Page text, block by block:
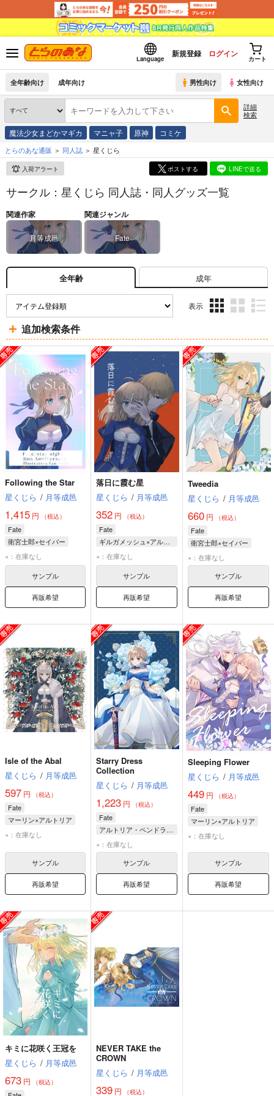
Language
新規登録 ログイン
カート
全年齢向け 成年向け 男性向け 女性向け
詳細
検索
魔法少女まどかマギカ マニャ子 原神 コミケ
とらのあな通販 同人誌 星くじら
入荷アラート ポストする LINEで送る
サークル：星くじら 同人誌・同人グッズ一覧
関連作家
月等成邑
関連ジャンル
Fate
全年齢 成年
表示
ム
表
示
ム
表
示
ム
表
追加検索条件
Following the Star
星くじら / 月等成邑
1,415 円 （税込）
Fate
衛宮士郎×セイバー
衛宮士郎
遠坂凛
×：在庫なし
サンプル
再販希望
落日に霞む星
星くじら / 月等成邑
352 円 （税込）
Fate
ギルガメッシュ×アルトリア
ギルガメッシュ
×：在庫なし
サンプル
再販希望
Tweedia
星くじら / 月等成邑
660円 （税込）
Fate
衛宮士郎×セイバー
ギルガメッシュ
マーリン
×：在庫なし
サンプル
再販希望
Isle of the Abal
星くじら / 月等成邑
597 円 （税込）
Fate
マーリン×アルトリア
×：在庫なし
サンプル
再販希望
Starry Dress
Collection
星くじら / 月等成邑
1,223 円 （税込）
Fate
アルトリア・ペンドラゴン
×：在庫なし
サンプル
再販希望
Sleeping Flower
星くじら / 月等成邑
449円 （税込）
Fate
マーリン×アルトリア
×：在庫なし
サンプル
再販希望
キミに花咲く王冠を
星くじら / 月等成邑
673 円 （税込）
NEVER TAKE the
CROWN
星くじら / 月等成邑
339 円 （税込）